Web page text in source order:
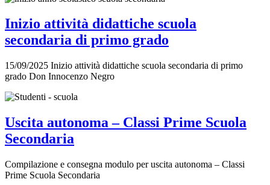
Inizio attività didattiche scuola
secondaria di primo grado
15/09/2025 Inizio attività didattiche scuola secondaria di primo
grado Don Innocenzo Negro
Uscita autonoma – Classi Prime Scuola
Secondaria
Compilazione e consegna modulo per uscita autonoma – Classi
Prime Scuola Secondaria